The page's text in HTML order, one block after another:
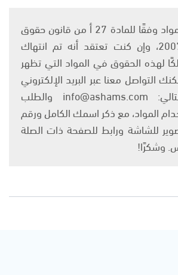
يتم الاستخدام المواد وفقًا للمادة 27 أ من قانون حقوق
التأليف والنشر 2007، وإن كنت تعتقد أنه تم انتهاك
لهذه الحقوق في المواد التي تظهر
التواصل معنا عبر البريد الإلكتروني
على العنوان التالي: info@ashams.com والطلب
المواد، مع ذكر اسمك الكامل ورقم
للشاشة ورابط للصفحة ذات الصلة
وشكرًا!